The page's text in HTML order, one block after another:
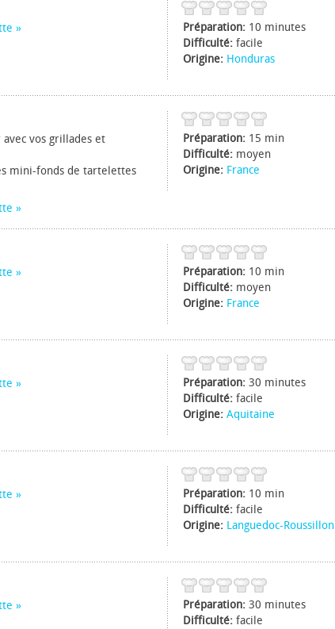
Préparation: 10 minutes
Difficulté: facile
Origine: Honduras
Préparation: 15 min
Difficulté: moyen
Origine: France
vos grillades et
mini-fonds de tartelettes
Préparation: 10 min
Difficulté: moyen
Origine: France
Préparation: 30 minutes
Difficulté: facile
Origine: Aquitaine
Préparation: 10 min
Difficulté: facile
Origine: Languedoc-Roussillon
Préparation: 30 minutes
Difficulté: facile